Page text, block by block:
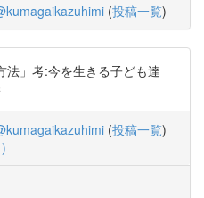
(投稿一覧)
法」考:今を生きる子ども達
(投稿一覧)